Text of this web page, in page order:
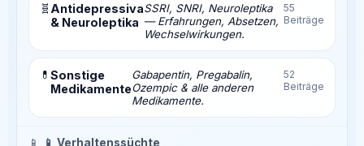
🧬 Antidepressiva
& Neuroleptika
SSRI, SNRI, Neuroleptika
— Erfahrungen, Absetzen,
Wechselwirkungen.
55
Beiträge
💊 Sonstige
Medikamente
Gabapentin, Pregabalin,
Ozempic & alle anderen
Medikamente.
52
Beiträge
📱 📱 Verhaltenssüchte